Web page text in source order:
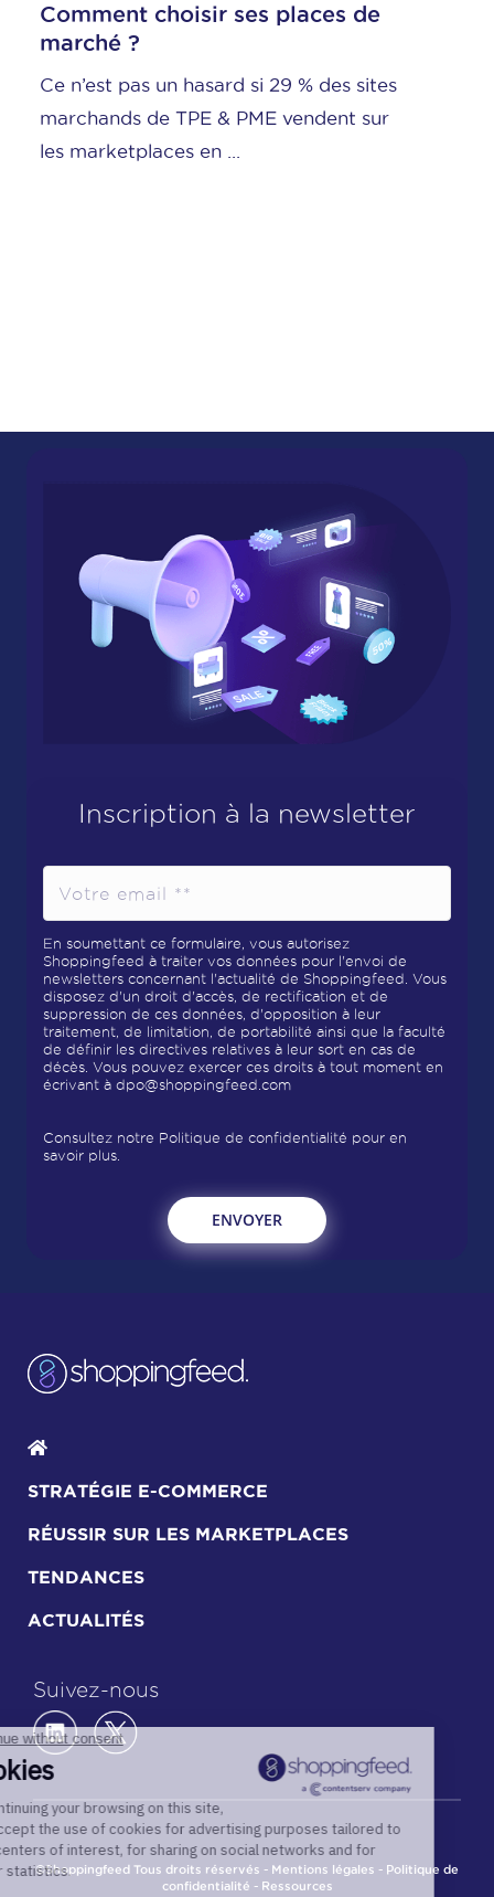
Les défis logistiques des e-
commerçants selon Sendcloud
La crise sanitaire a fortement impacté
le secteur e-commerce dans son
ensemble et modifié le ...
Inscription à la newsletter
En soumettant ce formulaire, vous autorisez
Shoppingfeed à traiter vos données pour l'envoi de
newsletters concernant l'actualité de Shoppingfeed. Vous
disposez d'un droit d'accès, de rectification et de
suppression de ces données, d'opposition à leur
traitement, de limitation, de portabilité ainsi que la faculté
de définir les directives relatives à leur sort en cas de
décès. Vous pouvez exercer ces droits à tout moment en
écrivant à dpo@shoppingfeed.com
Consultez notre Politique de confidentialité pour en
savoir plus.
STRATÉGIE E-COMMERCE
RÉUSSIR SUR LES MARKETPLACES
TENDANCES
ACTUALITÉS
Suivez-nous
©Shoppingfeed Tous droits réservés - Mentions légales - Politique de
confidentialité - Ressources